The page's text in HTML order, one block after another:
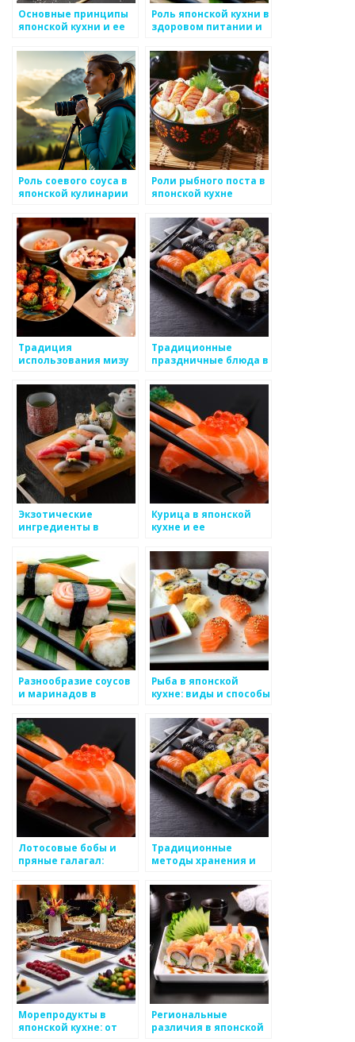
Основные принципы
японской кухни и ее
Роль японской кухни в
здоровом питании и
Роль соевого соуса в
японской кулинарии
Роли рыбного поста в
японской кухне
Традиция
использования мизу
Традиционные
праздничные блюда в
Экзотические
ингредиенты в
использование
Курица в японской
кухне и ее
рецепты
Разнообразие соусов
и маринадов в
Рыба в японской
кухне: виды и способы
Лотосовые бобы и
пряные галагал:
сочетание в
традиционной
японской кухне
Традиционные
методы хранения и
продуктов в японской
кухне
Морепродукты в
японской кухне: от
Региональные
различия в японской